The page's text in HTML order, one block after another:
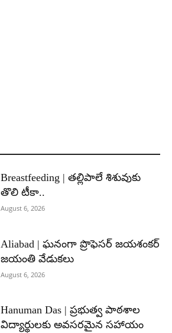
Breastfeeding | తల్లిపాలే శిశువుకు
తొలి టీకా..
August 6, 2026
Aliabad | ఘనంగా ప్రొఫెసర్ జయశంకర్
జయంతి వేడుకలు
August 6, 2026
Hanuman Das | ప్రభుత్వ పాఠశాల
విద్యార్థులకు అవసరమైన సహాయం